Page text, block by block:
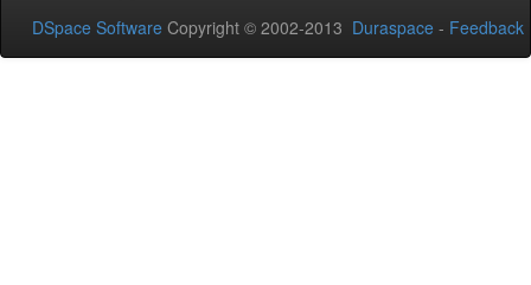
DSpace Software Copyright © 2002-2013 Duraspace - Feedback